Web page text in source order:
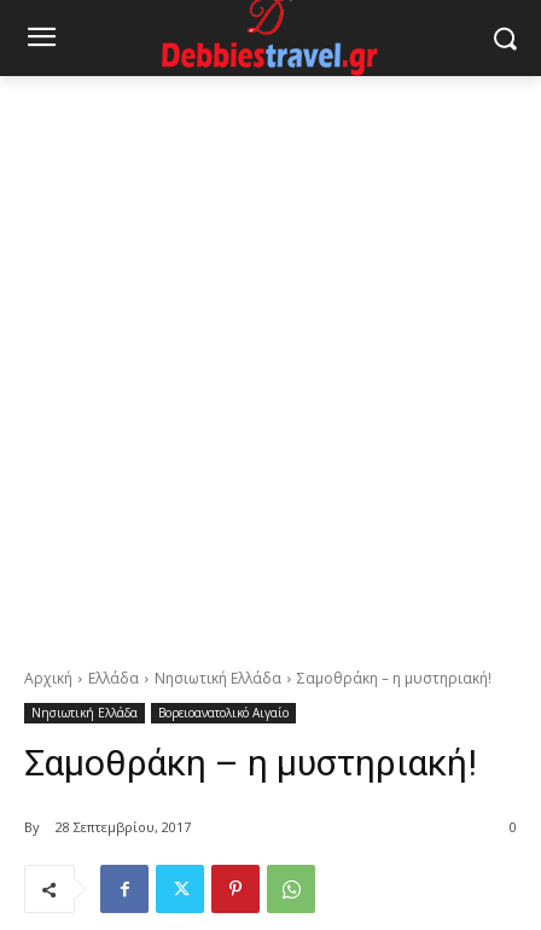
Αρχική Ελλάδα Νησιωτική Ελλάδα Σαμοθράκη – η μυστηριακή!
Νησιωτική Ελλάδα Βορειοανατολικό Αιγαίο
Σαμοθράκη – η μυστηριακή!
By 28 Σεπτεμβρίου, 2017 0